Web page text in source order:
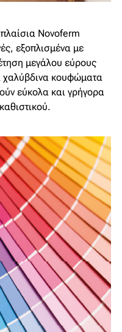
Novoferm
εξοπλισμένα με
μεγάλου εύρους
χαλύβδινα κουφώματα
εύκολα και γρήγορα